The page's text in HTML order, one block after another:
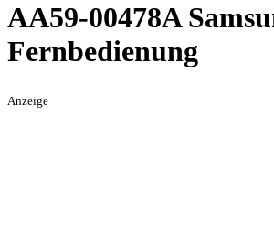
AA59-00478A
Fernbedienung
Anzeige